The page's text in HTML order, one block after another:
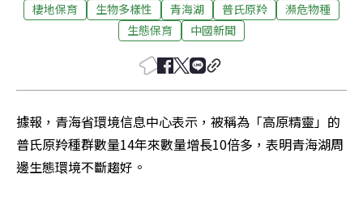
棲地保育 生物多樣性 青海湖 普氏原羚
瀕危物種
生態保育
中國新聞
據報，青海省環境信息中心表示，被稱為「高原精靈」的
普氏原羚種群數量14年來數量增長10倍多，表明青海湖周
邊生態環境不斷趨好。